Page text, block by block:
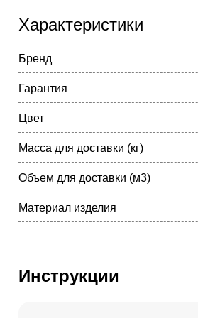
Характеристики
Бренд
Гарантия
Цвет
Масса для доставки (кг)
Объем для доставки (м3)
Материал изделия
Инструкции